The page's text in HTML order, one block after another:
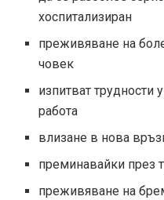
хоспитализиран
преживяване на
човек
изпитват трудности
работа
влизане в нова
преминавайки през
преживяване на